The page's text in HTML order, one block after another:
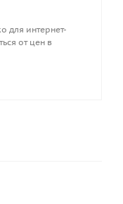
для интернет-
от цен в